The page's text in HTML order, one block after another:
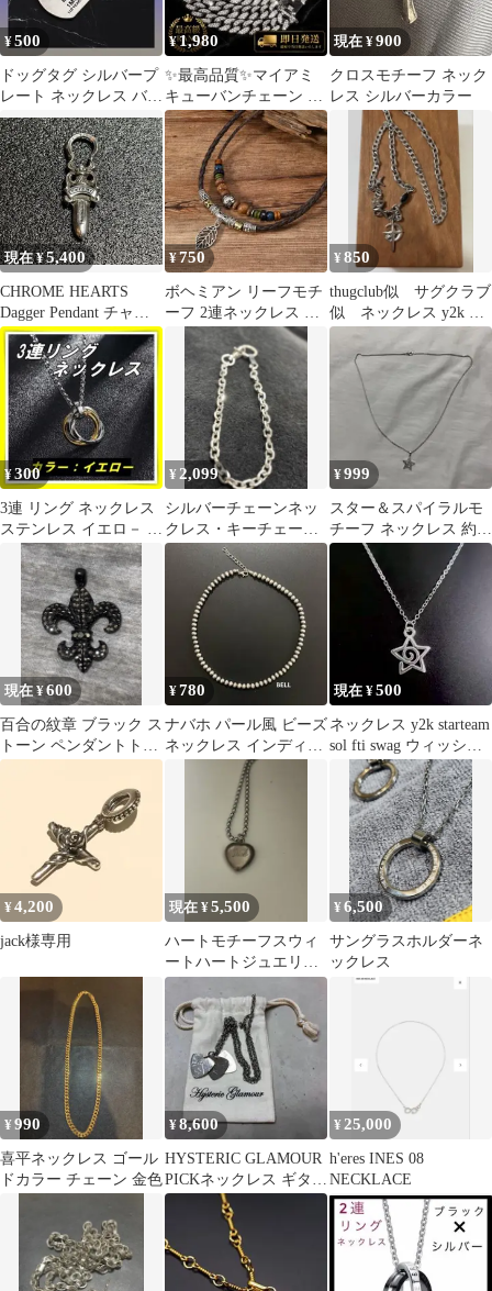
¥500
ドッグタグ シルバープ
レート ネックレス バイ
カー カジュアル ミリタ
リー
¥1,980
✨最高品質✨マイアミ
キューバンチェーン ネ
ックレス ブリンブリン
18K 喜平
現在 ¥900
クロスモチーフ ネック
レス シルバーカラー
現在 ¥5,400
CHROME HEARTS
Dagger Pendant チャー
ム
¥750
ボヘミアン リーフモチ
ーフ 2連ネックレス ア
ジアン ウッドビーズ エ
スニック
¥850
thugclub似 サグクラブ
似 ネックレス y2k グ
ランジ opium
¥300
3連 リング ネックレス
ステンレス イエロ－ ア
クセサリーメンズ チェ
ーン
¥ 2,099
シルバーチェーンネッ
クレス・キーチェー
ン・アメカジ our legacy
¥999
スター＆スパイラルモ
チーフ ネックレス 約
58cm
現在 ¥600
百合の紋章 ブラック ス
トーン ペンダントトッ
プ ゴシック系
¥780
ナバホ パール風 ビーズ
ネックレス インディア
ンジュエリー 6mm
現在 ¥500
ネックレス y2k starteam
sol fti swag ウィッシュ
¥4,200
jack様専用
現在 ¥5,500
ハートモチーフスウィ
ートハートジュエリー
ネックレス ヴィンテー
ジ
¥6,500
サングラスホルダーネ
ックレス
¥990
喜平ネックレス ゴール
ドカラー チェーン 金色
¥8,600
HYSTERIC GLAMOUR
PICKネックレス ギター
ガール
¥ 25,000
h'eres INES 08
NECKLACE